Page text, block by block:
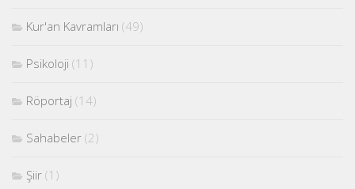
Kur'an Kavramları (49)
Psikoloji (11)
Röportaj (14)
Sahabeler (2)
Şiir (1)